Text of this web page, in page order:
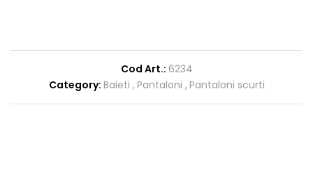
Cod Art.: 6234
Category: Baieti Pantaloni Pantaloni scurti